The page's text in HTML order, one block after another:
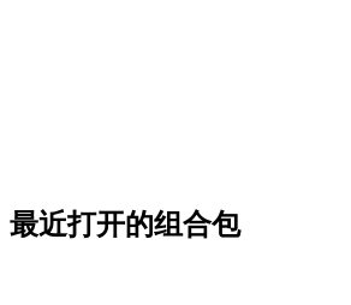
最近打开的组合包